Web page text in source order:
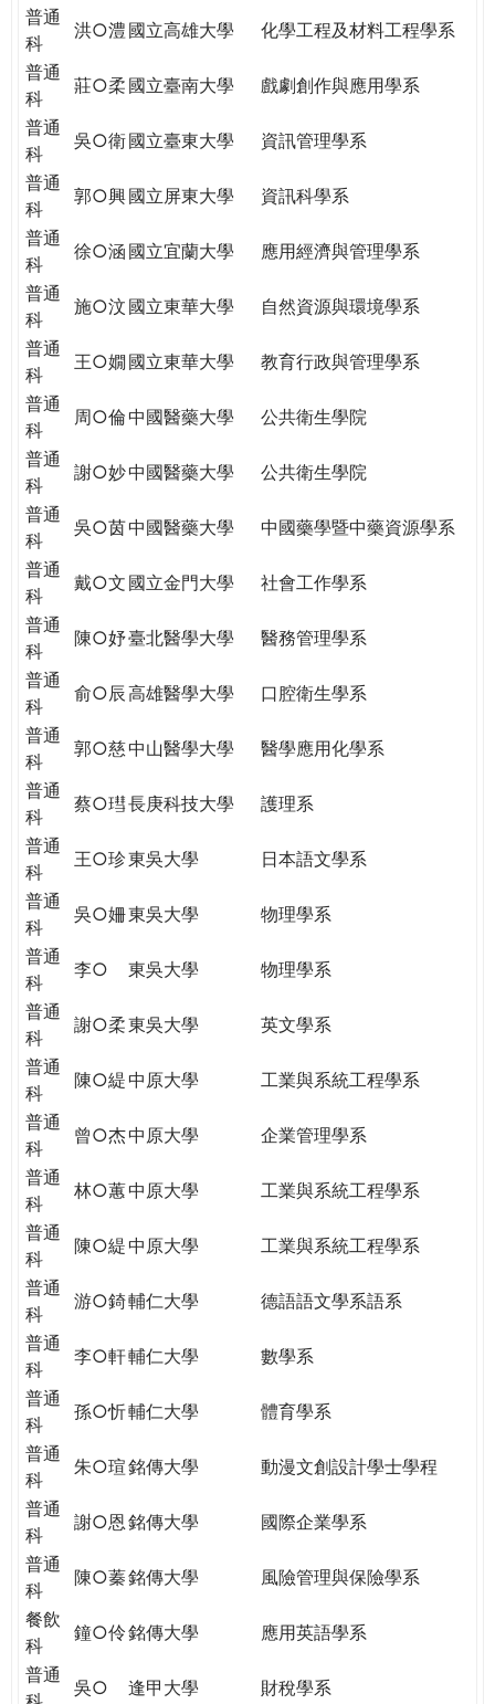
普通
科
洪○澧 國立高雄大學
化學工程及材料工程學系
普通
科
莊○柔 國立臺南大學
戲劇創作與應用學系
普通
科
吳○衛國立臺東大學
資訊管理學系
普通
科
郭○興國立屏東大學
資訊科學系
普通
科
徐○涵 國立宜蘭大學
應用經濟與管理學系
普通
科
施○汶 國立東華大學
自然資源與環境學系
普通
科
王○嫺國立東華大學
教育行政與管理學系
普通
科
周○倫中國醫藥大學
公共衛生學院
普通
科
謝○妙中國醫藥大學
公共衛生學院
普通
科
吳○茵中國醫藥大學
中國藥學暨中藥資源學系
普通
科
戴○文 國立金門大學
社會工作學系
普通
科
陳○妤臺北醫學大學
醫務管理學系
普通
科
俞○辰高雄醫學大學
口腔衛生學系
普通
科
郭○慈中山醫學大學
醫學應用化學系
普通
科
蔡○㻰長庚科技大學
護理系
普通
科
王○珍東吳大學
日本語文學系
普通
科
吳○姍東吳大學
物理學系
普通
科
李○ 東吳大學
物理學系
普通
科
謝○柔東吳大學
英文學系
普通
科
陳○緹中原大學
工業與系統工程學系
普通
科
曾○杰中原大學
企業管理學系
普通
科
林○蕙中原大學
工業與系統工程學系
普通
科
陳○緹中原大學
工業與系統工程學系
普通
科
游○錡輔仁大學
德語語文學系語系
普通
科
李○軒輔仁大學
數學系
普通
科
孫○忻輔仁大學
體育學系
普通
科
朱○瑄銘傳大學
動漫文創設計學士學程
普通
科
謝○恩 銘傳大學
國際企業學系
普通
科
陳○蓁銘傳大學
風險管理與保險學系
餐飲
科
鐘○伶銘傳大學
應用英語學系
普通
吳○ 逢甲大學 財稅學系